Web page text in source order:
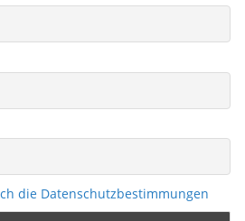
die Datenschutzbestimmungen